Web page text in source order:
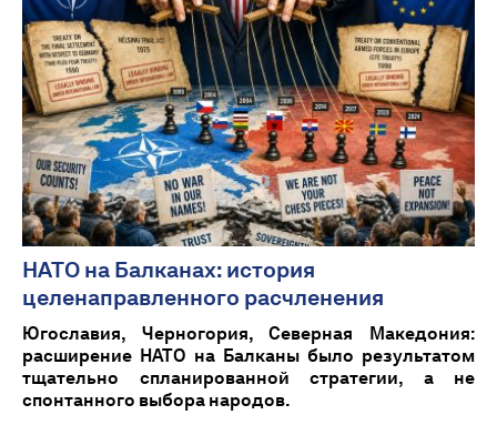
НАТО на Балканах: история
целенаправленного расчленения
Югославия, Черногория, Северная Македония:
расширение НАТО на Балканы было результатом
тщательно спланированной стратегии, а не
спонтанного выбора народов.